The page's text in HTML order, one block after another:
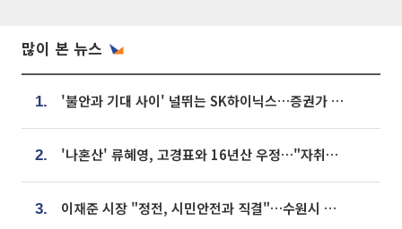
많이 본 뉴스
1. '불안과 기대 사이' 널뛰는 SK하이닉스…증권가 "HBM4·LTA 기반 펀터멘털 견고"
2. '나혼산' 류혜영, 고경표와 16년산 우정…"자취방서 부모님과 마주쳐"
3. 이재준 시장 "정전, 시민안전과 직결"…수원시 비상대응체계 가동